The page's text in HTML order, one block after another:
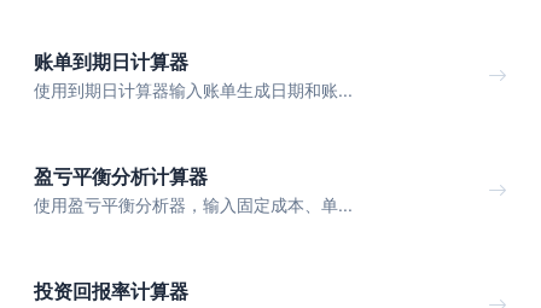
账单到期日计算器
使用到期日计算器输入账单生成日期和账...
盈亏平衡分析计算器
使用盈亏平衡分析器，输入固定成本、单...
投资回报率计算器